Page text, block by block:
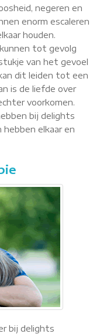
negeren en
enorm escaleren
houden.
tot gevolg
van het gevoel
dit leiden tot een
is de liefde over
voorkomen.
bij delights
elkaar en
bij delights